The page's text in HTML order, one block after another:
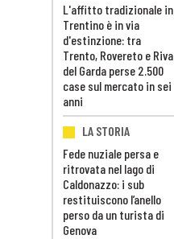
L'affitto tradizionale in
Trentino è in via
d'estinzione: tra
Trento, Rovereto e Riva
del Garda perse 2.500
case sul mercato in sei
anni
LA STORIA
Fede nuziale persa e
ritrovata nel lago di
Caldonazzo: i sub
restituiscono l’anello
perso da un turista di
Genova